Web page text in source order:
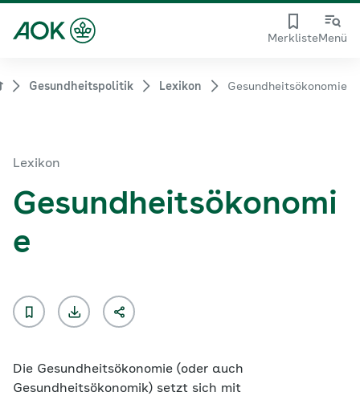
MerklisteMenü
Gesundheitspolitik Lexikon Gesundheitsökonomie
Lexikon
Gesundheitsökonomi
e
Die Gesundheitsökonomie (oder auch
Gesundheitsökonomik) setzt sich mit